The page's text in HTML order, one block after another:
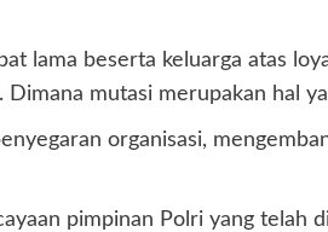
lama beserta keluarga atas
mutasi merupakan hal
organisasi,
pimpinan Polri yang